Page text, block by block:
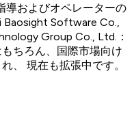
導およびオペレーターの
Baosight Software Co.,
Group Co., Ltd.：
ちろん、国際市場向け
、 現在も拡張中です。